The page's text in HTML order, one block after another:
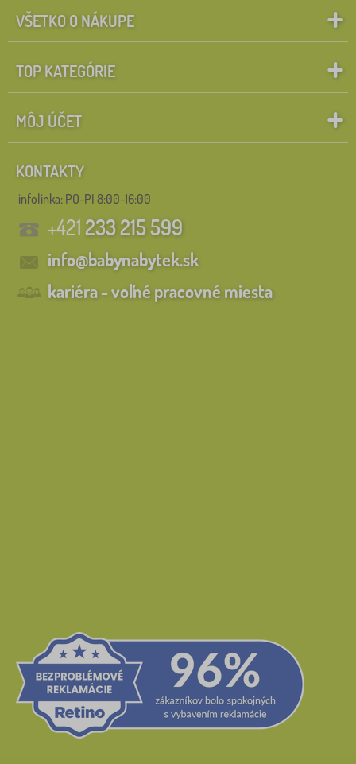
VŠETKO O NÁKUPE
TOP KATEGÓRIE
MÔJ ÚČET
KONTAKTY
infolinka: PO-PI 8:00-16:00
+421233 215 599
info@babynabytek.sk
kariéra - voľné pracovné miesta